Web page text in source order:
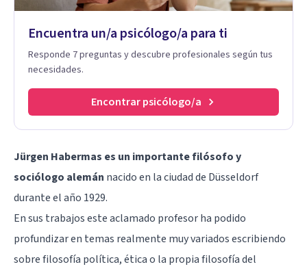
Encuentra un/a psicólogo/a para ti
Responde 7 preguntas y descubre profesionales según tus
necesidades.
Encontrar psicólogo/a
Jürgen Habermas es un importante filósofo y
sociólogo alemán nacido en la ciudad de Düsseldorf
durante el año 1929.
En sus trabajos este aclamado profesor ha podido
profundizar en temas realmente muy variados escribiendo
sobre filosofía política, ética o la propia filosofía del